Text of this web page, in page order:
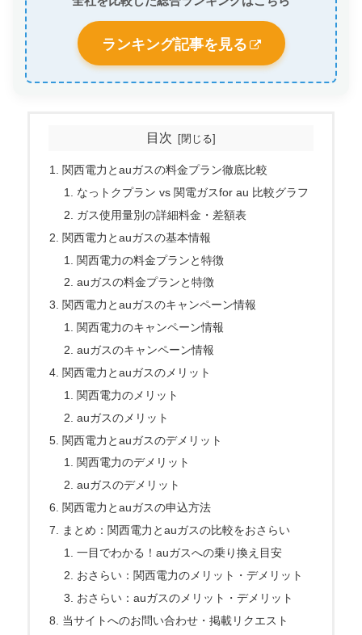
ランキング記事を見る
目次
関西電力とauガスの料金プラン徹底比較
なっトクプラン vs 関電ガスfor au 比較グラフ
ガス使用量別の詳細料金・差額表
関西電力とauガスの基本情報
関西電力の料金プランと特徴
auガスの料金プランと特徴
関西電力とauガスのキャンペーン情報
関西電力のキャンペーン情報
auガスのキャンペーン情報
関西電力とauガスのメリット
関西電力のメリット
auガスのメリット
関西電力とauガスのデメリット
関西電力のデメリット
auガスのデメリット
関西電力とauガスの申込方法
まとめ：関西電力とauガスの比較をおさらい
一目でわかる！auガスへの乗り換え目安
おさらい：関西電力のメリット・デメリット
おさらい：auガスのメリット・デメリット
当サイトへのお問い合わせ・掲載リクエスト